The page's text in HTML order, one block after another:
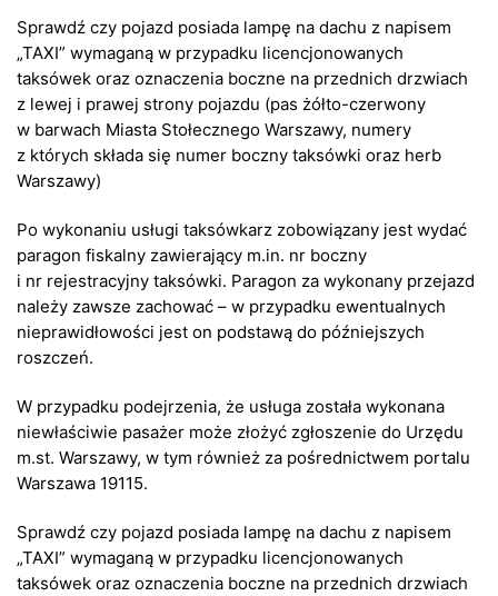
Sprawdź czy pojazd posiada lampę na dachu z napisem
„TAXI” wymaganą w przypadku licencjonowanych
taksówek oraz oznaczenia boczne na przednich drzwiach
z lewej i prawej strony pojazdu (pas żółto-czerwony
w barwach Miasta Stołecznego Warszawy, numery
z których składa się numer boczny taksówki oraz herb
Warszawy)
Po wykonaniu usługi taksówkarz zobowiązany jest wydać
paragon fiskalny zawierający m.in. nr boczny
i nr rejestracyjny taksówki. Paragon za wykonany przejazd
należy zawsze zachować – w przypadku ewentualnych
nieprawidłowości jest on podstawą do późniejszych
roszczeń.
W przypadku podejrzenia, że usługa została wykonana
niewłaściwie pasażer może złożyć zgłoszenie do Urzędu
m.st. Warszawy, w tym również za pośrednictwem portalu
Warszawa 19115.
Sprawdź czy pojazd posiada lampę na dachu z napisem
„TAXI” wymaganą w przypadku licencjonowanych
taksówek oraz oznaczenia boczne na przednich drzwiach